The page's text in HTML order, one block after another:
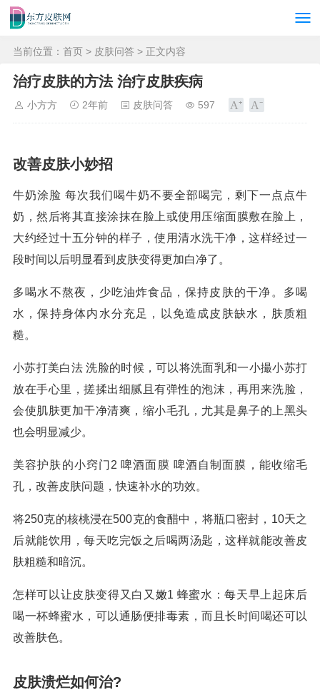
当前位置： 首页 > 皮肤问答 > 正文内容
治疗皮肤的方法 治疗皮肤疾病
小方方 2年前 皮肤问答 597
改善皮肤小妙招
牛奶涂脸 每次我们喝牛奶不要全部喝完，剩下一点点牛
奶，然后将其直接涂抹在脸上或使用压缩面膜敷在脸上，
大约经过十五分钟的样子，使用清水洗干净，这样经过一
段时间以后明显看到皮肤变得更加白净了。
多喝水不熬夜，少吃油炸食品，保持皮肤的干净。多喝
水，保持身体内水分充足，以免造成皮肤缺水，肤质粗
糙。
小苏打美白法 洗脸的时候，可以将洗面乳和一小撮小苏打
放在手心里，搓揉出细腻且有弹性的泡沫，再用来洗脸，
会使肌肤更加干净清爽，缩小毛孔，尤其是鼻子的上黑头
也会明显减少。
美容护肤的小窍门2 啤酒面膜 啤酒自制面膜，能收缩毛
孔，改善皮肤问题，快速补水的功效。
将250克的核桃浸在500克的食醋中，将瓶口密封，10天之
后就能饮用，每天吃完饭之后喝两汤匙，这样就能改善皮
肤粗糙和暗沉。
怎样可以让皮肤变得又白又嫩1 蜂蜜水：每天早上起床后
喝一杯蜂蜜水，可以通肠便排毒素，而且长时间喝还可以
改善肤色。
皮肤溃烂如何治?